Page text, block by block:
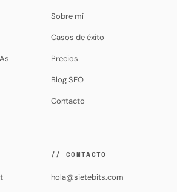
Sobre mí
Casos de éxito
Precios
Blog SEO
Contacto
// CONTACTO
hola@sietebits.com